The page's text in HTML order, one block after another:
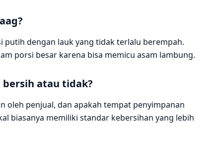
putih dengan lauk yang tidak terlalu berempah.
porsi besar karena bisa memicu asam lambung.
atau tidak?
oleh penjual, dan apakah tempat penyimpanan
biasanya memiliki standar kebersihan yang lebih